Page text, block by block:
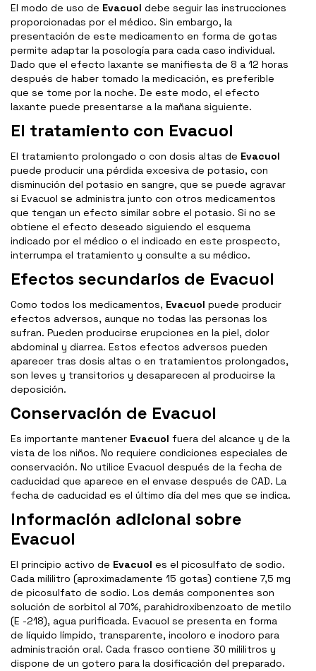
El modo de uso de Evacuol debe seguir las instrucciones
proporcionadas por el médico. Sin embargo, la
presentación de este medicamento en forma de gotas
permite adaptar la posología para cada caso individual.
Dado que el efecto laxante se manifiesta de 8 a 12 horas
después de haber tomado la medicación, es preferible
que se tome por la noche. De este modo, el efecto
laxante puede presentarse a la mañana siguiente.
El tratamiento con Evacuol
El tratamiento prolongado o con dosis altas de Evacuol
puede producir una pérdida excesiva de potasio, con
disminución del potasio en sangre, que se puede agravar
si Evacuol se administra junto con otros medicamentos
que tengan un efecto similar sobre el potasio. Si no se
obtiene el efecto deseado siguiendo el esquema
indicado por el médico o el indicado en este prospecto,
interrumpa el tratamiento y consulte a su médico.
Efectos secundarios de Evacuol
Como todos los medicamentos, Evacuol puede producir
efectos adversos, aunque no todas las personas los
sufran. Pueden producirse erupciones en la piel, dolor
abdominal y diarrea. Estos efectos adversos pueden
aparecer tras dosis altas o en tratamientos prolongados,
son leves y transitorios y desaparecen al producirse la
deposición.
Conservación de Evacuol
Es importante mantener Evacuol fuera del alcance y de la
vista de los niños. No requiere condiciones especiales de
conservación. No utilice Evacuol después de la fecha de
caducidad que aparece en el envase después de CAD. La
fecha de caducidad es el último día del mes que se indica.
Información adicional sobre
Evacuol
El principio activo de Evacuol es el picosulfato de sodio.
Cada mililitro (aproximadamente 15 gotas) contiene 7,5 mg
de picosulfato de sodio. Los demás componentes son
solución de sorbitol al 70%, parahidroxibenzoato de metilo
(E -218), agua purificada. Evacuol se presenta en forma
de líquido límpido, transparente, incoloro e inodoro para
administración oral. Cada frasco contiene 30 mililitros y
dispone de un gotero para la dosificación del preparado.